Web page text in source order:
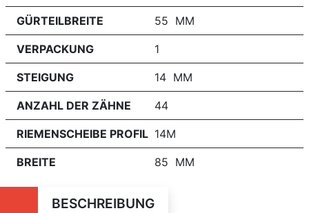
GÜRTEILBREITE 55 MM
VERPACKUNG 1
STEIGUNG 14 MM
ANZAHL DER ZÄHNE 44
RIEMENSCHEIBE PROFIL 14M
BREITE 85 MM
BESCHREIBUNG